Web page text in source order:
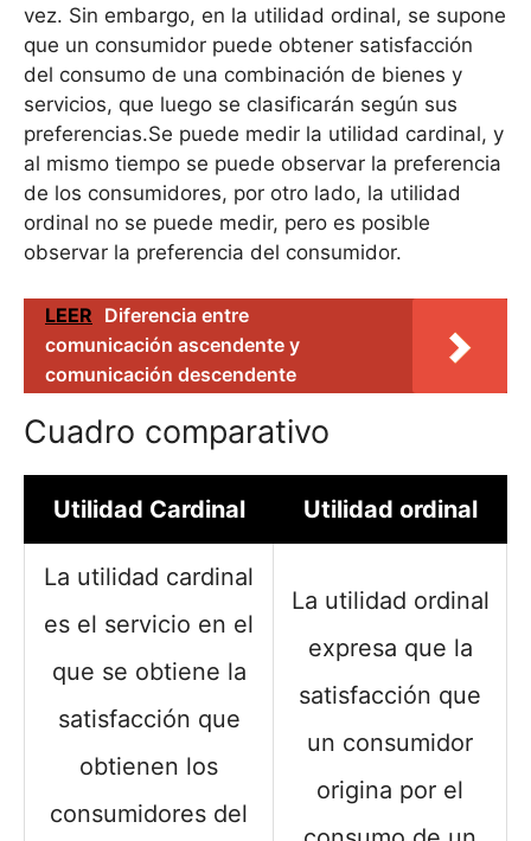
vez. Sin embargo, en la utilidad ordinal, se supone
que un consumidor puede obtener satisfacción
del consumo de una combinación de bienes y
servicios, que luego se clasificarán según sus
preferencias.Se puede medir la utilidad cardinal, y
al mismo tiempo se puede observar la preferencia
de los consumidores, por otro lado, la utilidad
ordinal no se puede medir, pero es posible
observar la preferencia del consumidor.
LEER Diferencia entre
comunicación ascendente y
comunicación descendente
Cuadro comparativo
Utilidad Cardinal Utilidad ordinal
La utilidad cardinal
es el servicio en el
que se obtiene la
satisfacción que
obtienen los
consumidores del
La utilidad ordinal
expresa que la
satisfacción que
un consumidor
origina por el